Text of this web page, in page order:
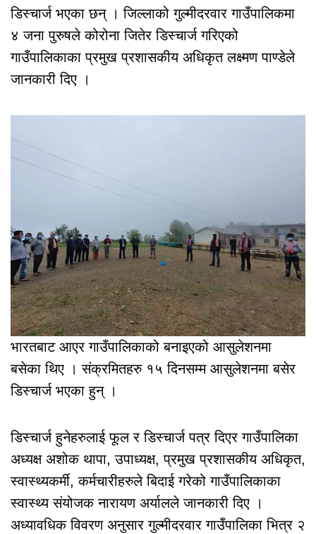
डिस्चार्ज भएका छन् । जिल्लाको गुल्मीदरवार गाउँपालिकमा
४ जना पुरुषले कोरोना जितेर डिस्चार्ज गरिएको
गाउँपालिकाका प्रमुख प्रशासकीय अधिकृत लक्ष्मण पाण्डेले
जानकारी दिए ।
भारतबाट आएर गाउँपालिकाको बनाइएको आसुलेशनमा
बसेका थिए । संक्रमितहरु १५ दिनसम्म आसुलेशनमा बसेर
डिस्चार्ज भएका हुन् ।
डिस्चार्ज हुनेहरुलाई फूल र डिस्चार्ज पत्र दिएर गाउँपालिका
अध्यक्ष अशोक थापा, उपाध्यक्ष, प्रमुख प्रशासकीय अधिकृत,
स्वास्थ्यकर्मी, कर्मचारीहरुले बिदाई गरेको गाउँपालिकाका
स्वास्थ्य संयोजक नारायण अर्यालले जानकारी दिए ।
अध्यावधिक विवरण अनुसार गुल्मीदरवार गाउँपालिका भित्र २